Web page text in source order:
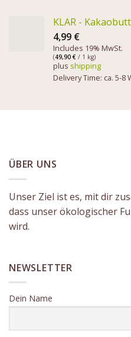
KLAR -
4,99 €
Includes 19% MwSt.
(49,90 € / 1 kg)
plus shipping
Delivery Time: ca. 5-8
ÜBER UNS
Unser Ziel ist es, mit dir
dass unser ökologischer
wird.
NEWSLETTER
Dein Name